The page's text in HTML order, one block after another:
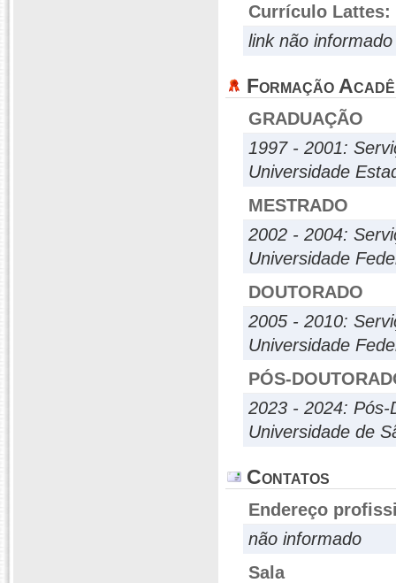
Currículo Lattes:
link não informado
Formação
GRADUAÇÃO
1997 - 2001:
Universidade
MESTRADO
2002 - 2004:
Universidade
DOUTORADO
2005 - 2010:
Universidade
PÓS-
2023 - 2024: Pós-
Universidade de
Contatos
Endereço
não informado
Sala